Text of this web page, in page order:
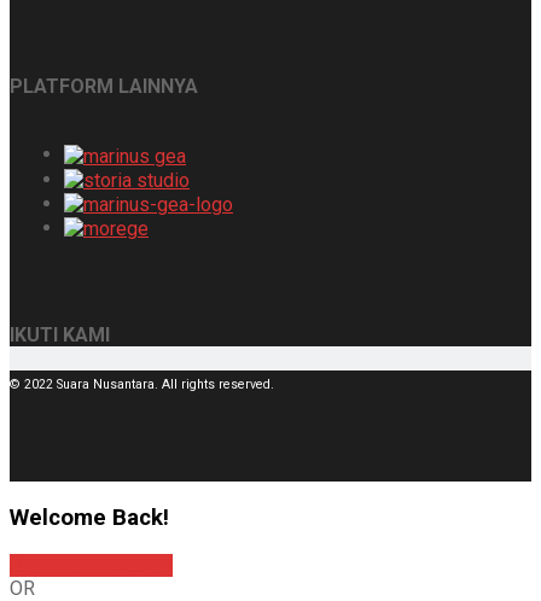
PLATFORM LAINNYA
IKUTI KAMI
© 2022 Suara Nusantara. All rights reserved.
Welcome Back!
OR